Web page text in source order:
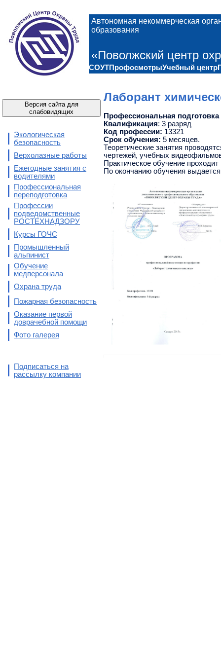
Автономная некоммерческая
образования
«Поволжский центр
СОУТПрофосмотрыУчебный центр
Версия сайта для
слабовидящих
Экологическая
безопасность
Верхолазные работы
Ежегодные занятия с
водителями
Профессиональная
переподготовка
Профессии
подведомственные
РОСТЕХНАДЗОРУ
Курсы ГОЧС
Промышленный
альпинист
Обучение
медперсонала
Охрана труда
Пожарная безопасность
Оказание первой
доврачебной помощи
Фото галерея
Подписаться на
рассылку компании
Лаборант
Профессиональная подготовка
Квалификация: 3 разряд
Код профессии: 13321
Срок обучения: 5 месяцев.
Теоретические занятия
чертежей, учебных
Практическое обучение
По окончанию обучения